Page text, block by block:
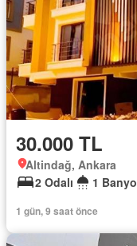
30.000 TL
Altindağ, Ankara
2 Odalı
1 Banyo
1 gün, 9 saat önce